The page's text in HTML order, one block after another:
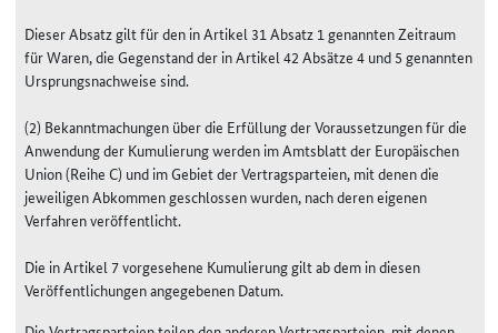
Dieser Absatz gilt für den in Artikel 31 Absatz 1 genannten Zeitraum
für Waren, die Gegenstand der in Artikel 42 Absätze 4 und 5 genannten
Ursprungsnachweise sind.
(2) Bekanntmachungen über die Erfüllung der Voraussetzungen für die
Anwendung der Kumulierung werden imAmtsblatt der Europäischen
Union(Reihe C) und im Gebiet der Vertragsparteien, mit denen die
jeweiligen Abkommen geschlossen wurden, nach deren eigenen
Verfahren veröffentlicht.
Die in Artikel 7 vorgesehene Kumulierung gilt ab dem in diesen
Veröffentlichungen angegebenen Datum.